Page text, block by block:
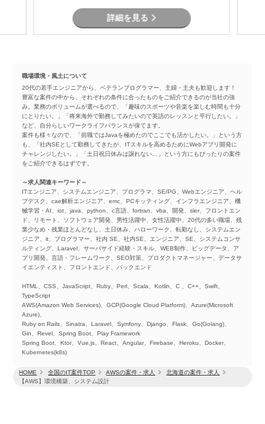
HOME 全国のIT案件TOP AWSの案件・求人
北海道の案件・求人
【AWS】環境構築、システム設計
詳細を見る
職場環境・風土について
20代の若手エンジニアから、ベテランプログラマー、主婦・主夫も歓迎します！
豊富な案件の中から、それぞれの条件に合ったものをご紹介できるのが当社の強
み。業務のボリュームが選べるので、「趣味のスポーツや音楽を楽しむ時間も十分
にとりたい。」「将来海外で勤務してみたいので英語のレッスンと平行したい。」
など、自分らしいワークライフバランスが保てます。
案件も様々なので、「前職ではJavaを極めたのでここでも活かしたい。」という方
も、「社内SEとして勤務してきたが、ITスキルを高めるためにWebアプリ開発に
チャレンジしたい。」「土日祝日休みは譲れない…」という方にもぴったりの案件
をご紹介できるはずです。
～求人関連キーワード～
ITエンジニア、システムエンジニア、プログラマ、SE/PG、Webエンジニア、ヘル
プデスク、cae解析エンジニア、emc、PCキッティング、インフラエンジニア、機
械学習・AI、iot、java、python、c言語、fortran、vba、開発、sler、フロントエン
ド、リモート、ソフトウェア開発、男性活躍中、女性活躍中、20代の多い職場、残
業少なめ・残業ほとんどなし、土日休み、ハローワーク、転勤なし、システムエン
ジニア、it、プログラマー、社内 SE、社内SE、エンジニア、SE、システムコンサ
ルティング、Laravel、サーバサイド経験・スキル、WEB制作、ビッグデータ、ア
プリ開発、言語・フレームワーク、SEO対策、プロダクトマネージャー、データサ
イエンティスト、フロントエンド、バックエンド
HTML、CSS、JavaScript、Ruby、Perl、Scala、Kotlin、C 、C++、Swift、
TypeScript
AWS(Amazon Web Services)、GCP(Google Cloud Platform)、Azure(Microsoft
Azure)、
Ruby on Rails、Sinatra、Laravel、Symfony、Django、Flask、Go(Golang)、
Gin、Revel、Spring Boot、Play Framework
Spring Boot、Ktor、Vue.js、React、Angular、Firebase、Heroku、Docker、
Kubernetes(k8s)